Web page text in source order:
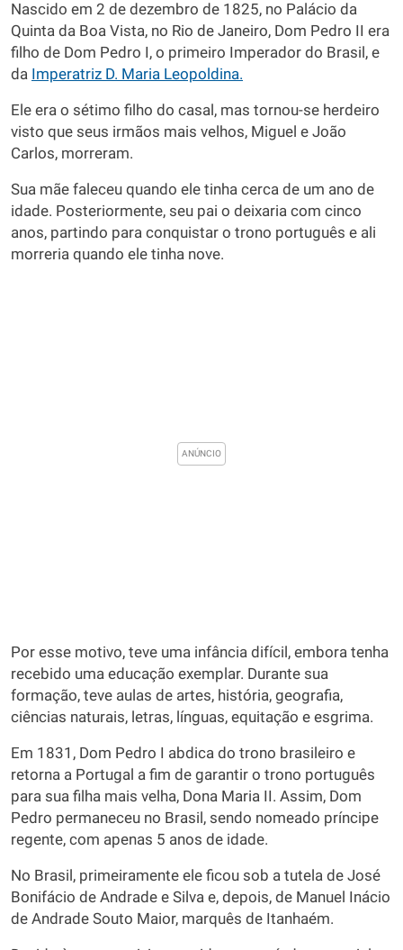
Nascido em 2 de dezembro de 1825, no Palácio da
Quinta da Boa Vista, no Rio de Janeiro, Dom Pedro II era
filho de Dom Pedro I, o primeiro Imperador do Brasil, e
da Imperatriz D. Maria Leopoldina.
Ele era o sétimo filho do casal, mas tornou-se herdeiro
visto que seus irmãos mais velhos, Miguel e João
Carlos, morreram.
Sua mãe faleceu quando ele tinha cerca de um ano de
idade. Posteriormente, seu pai o deixaria com cinco
anos, partindo para conquistar o trono português e ali
morreria quando ele tinha nove.
Por esse motivo, teve uma infância difícil, embora tenha
recebido uma educação exemplar. Durante sua
formação, teve aulas de artes, história, geografia,
ciências naturais, letras, línguas, equitação e esgrima.
Em 1831, Dom Pedro I abdica do trono brasileiro e
retorna a Portugal a fim de garantir o trono português
para sua filha mais velha, Dona Maria II. Assim, Dom
Pedro permaneceu no Brasil, sendo nomeado príncipe
regente, com apenas 5 anos de idade.
No Brasil, primeiramente ele ficou sob a tutela de José
Bonifácio de Andrade e Silva e, depois, de Manuel Inácio
de Andrade Souto Maior, marquês de Itanhaém.